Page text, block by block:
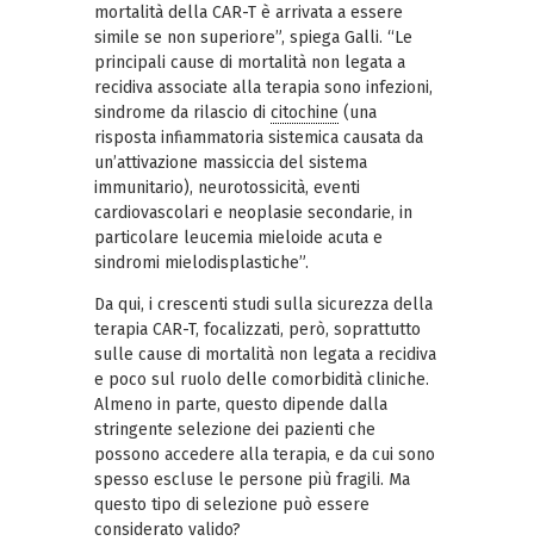
mortalità della CAR-T è arrivata a essere
simile se non superiore”, spiega Galli. “Le
principali cause di mortalità non legata a
recidiva associate alla terapia sono infezioni,
sindrome da rilascio di citochine (una
risposta infiammatoria sistemica causata da
un’attivazione massiccia del sistema
immunitario), neurotossicità, eventi
cardiovascolari e neoplasie secondarie, in
particolare leucemia mieloide acuta e
sindromi mielodisplastiche”.
Da qui, i crescenti studi sulla sicurezza della
terapia CAR-T, focalizzati, però, soprattutto
sulle cause di mortalità non legata a recidiva
e poco sul ruolo delle comorbidità cliniche.
Almeno in parte, questo dipende dalla
stringente selezione dei pazienti che
possono accedere alla terapia, e da cui sono
spesso escluse le persone più fragili. Ma
questo tipo di selezione può essere
considerato valido?